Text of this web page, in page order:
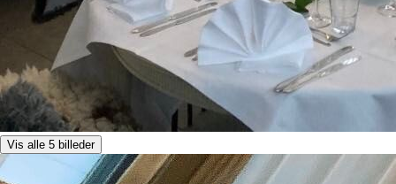
Vis alle 5 billeder